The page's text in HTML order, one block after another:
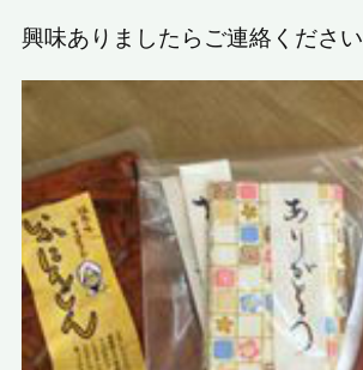
興味ありましたらご連絡ください